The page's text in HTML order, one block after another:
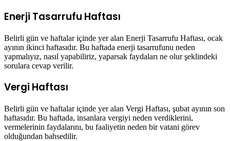
Enerji Tasarrufu Haftası
Belirli gün ve haftalar içinde yer alan Enerji Tasarrufu Haftası, ocak
ayının ikinci haftasıdır. Bu haftada enerji tasarrufunu neden
yapmalıyız, nasıl yapabiliriz, yaparsak faydaları ne olur şeklindeki
sorulara cevap verilir.
Vergi Haftası
Belirli gün ve haftalar içinde yer alan Vergi Haftası, şubat ayının son
haftasıdır. Bu haftada, insanlara vergiyi neden verdiklerini,
vermelerinin faydalarını, bu faaliyetin neden bir vatani görev
olduğundan bahsedilir.